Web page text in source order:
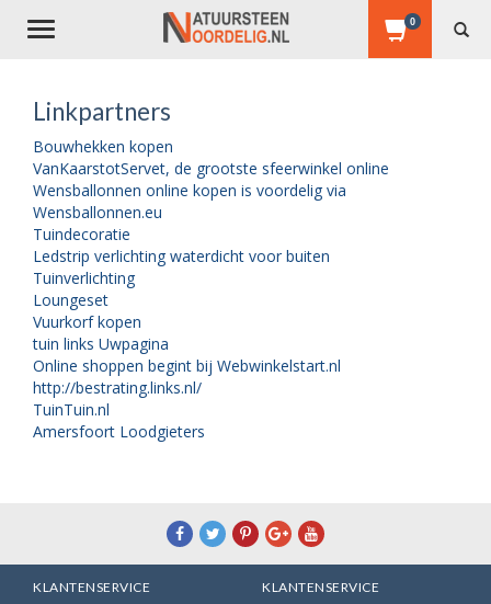
Toggle
0
Linkpartners
Bouwhekken kopen
VanKaarstotServet, de grootste sfeerwinkel online
Wensballonnen online kopen is voordelig via
Wensballonnen.eu
Tuindecoratie
Ledstrip verlichting waterdicht voor buiten
Tuinverlichting
Loungeset
Vuurkorf kopen
tuin links Uwpagina
Online shoppen begint bij Webwinkelstart.nl
http://bestrating.links.nl/
TuinTuin.nl
Amersfoort Loodgieters
KLANTENSERVICE
KLANTENSERVICE